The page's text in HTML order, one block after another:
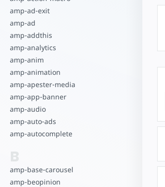
amp-ad-exit
amp-ad
amp-addthis
amp-analytics
amp-anim
amp-animation
amp-apester-media
amp-app-banner
amp-audio
amp-auto-ads
amp-autocomplete
B
amp-base-carousel
amp-beopinion